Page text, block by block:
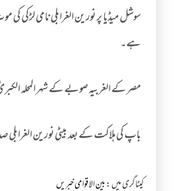
سوشل میڈیا پر نورین الغرابلی نامی لڑکی
ہے۔
مصر کے الغربیہ صوبے کے شہر المحلہ
باپ کی ہلاکت کے بعد بیٹی نورین
کیٹاگری میں :بین الاقوامی خبریں